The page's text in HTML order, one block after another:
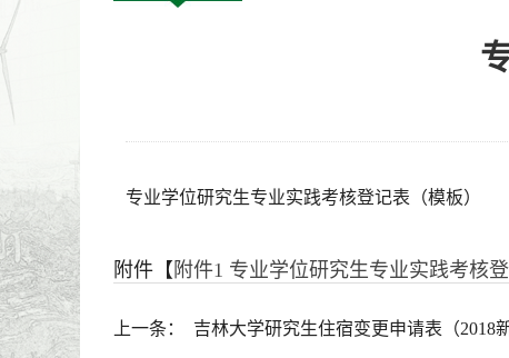
专业学位研究生专业实践考核登记表（模板）
附件【 附件1 专业学位研究生专业实践考核
上一条： 吉林大学研究生住宿变更申请表（2018新